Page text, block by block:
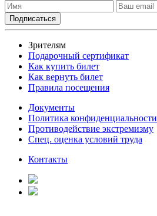
Зрителям
Подарочный сертификат
Как купить билет
Как вернуть билет
Правила посещения
Документы
Политика конфиденциальности
Противодействие экстремизму
Спец. оценка условий труда
Контакты